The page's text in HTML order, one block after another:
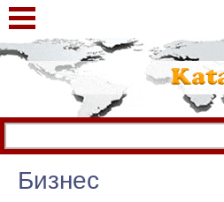
Бизнес